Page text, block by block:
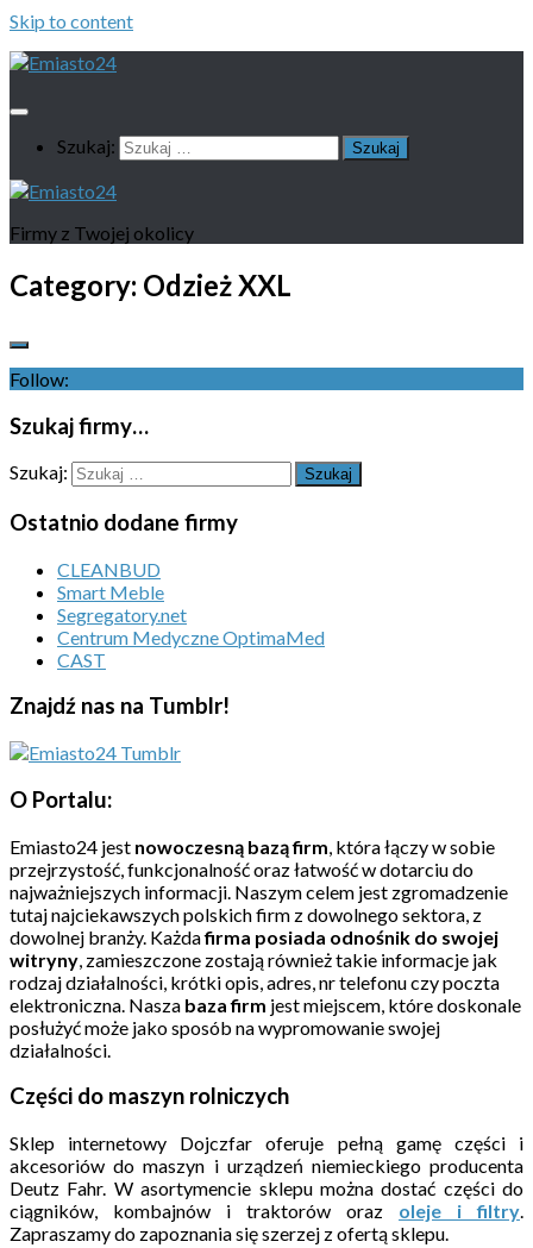
Skip to content
Szukaj:
Firmy z Twojej okolicy
Category: Odzież XXL
Follow:
Szukaj firmy…
Szukaj:
Ostatnio dodane firmy
CLEANBUD
Smart Meble
Segregatory.net
Centrum Medyczne OptimaMed
CAST
Znajdź nas na Tumblr!
O Portalu:
Emiasto24 jest nowoczesną bazą firm , która łączy w sobie
przejrzystość, funkcjonalność oraz łatwość w dotarciu do
najważniejszych informacji. Naszym celem jest zgromadzenie
tutaj najciekawszych polskich firm z dowolnego sektora, z
dowolnej branży. Każdafirma posiada odnośnik do swojej
witryny , zamieszczone zostają również takie informacje jak
rodzaj działalności, krótki opis, adres, nr telefonu czy poczta
elektroniczna. Nasza baza firm jest miejscem, które doskonale
posłużyć może jako sposób na wypromowanie swojej
działalności.
Części do maszyn rolniczych
Sklep internetowy Dojczfar oferuje pełną gamę części i
akcesoriów do maszyn i urządzeń niemieckiego producenta
Deutz Fahr. W asortymencie sklepu można dostać części do
ciągników, kombajnów i traktorów oraz oleje i filtry.
Zapraszamy do zapoznania się szerzej z ofertą sklepu.